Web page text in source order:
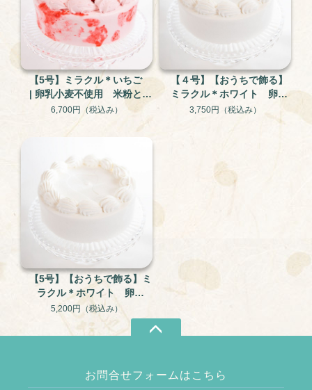
【5号】ミラクル＊いちご
| 卵乳小麦不使用 米粉と大
豆のグルテンフリー・アレ
ルギー対応ケーキ
6,700円 （税込み）
【４号】【おうちで飾る】
ミラクル＊ホワイト 卵・
乳・小麦不使用のアレルギ
3,750円 （税込み）
【5号】【おうちで飾る】ミ
ラクル＊ホワイト 卵・
乳・小麦不使用のアレルギ
ー対応ケーキ
5,200円 （税込み）
お問合せフォームはこちら